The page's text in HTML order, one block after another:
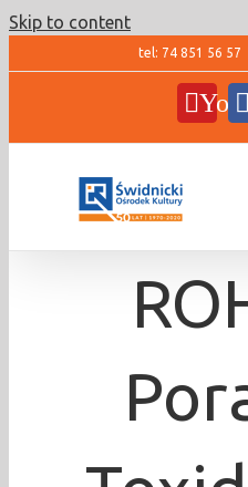
Skip to content
tel: 74 851 56 57